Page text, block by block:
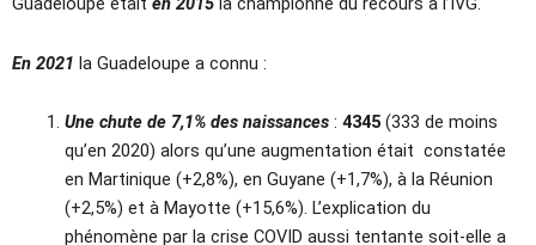
En 2021 la Guadeloupe a connu :
Une chute de 7,1% des naissances: 4345 (333 de moins
qu’en 2020) alors qu’une augmentation était constatée
en Martinique (+2,8%), en Guyane (+1,7%), à la Réunion
(+2,5%) et à Mayotte (+15,6%). L’explication du
phénomène par la crise COVID aussi tentante soit-elle a